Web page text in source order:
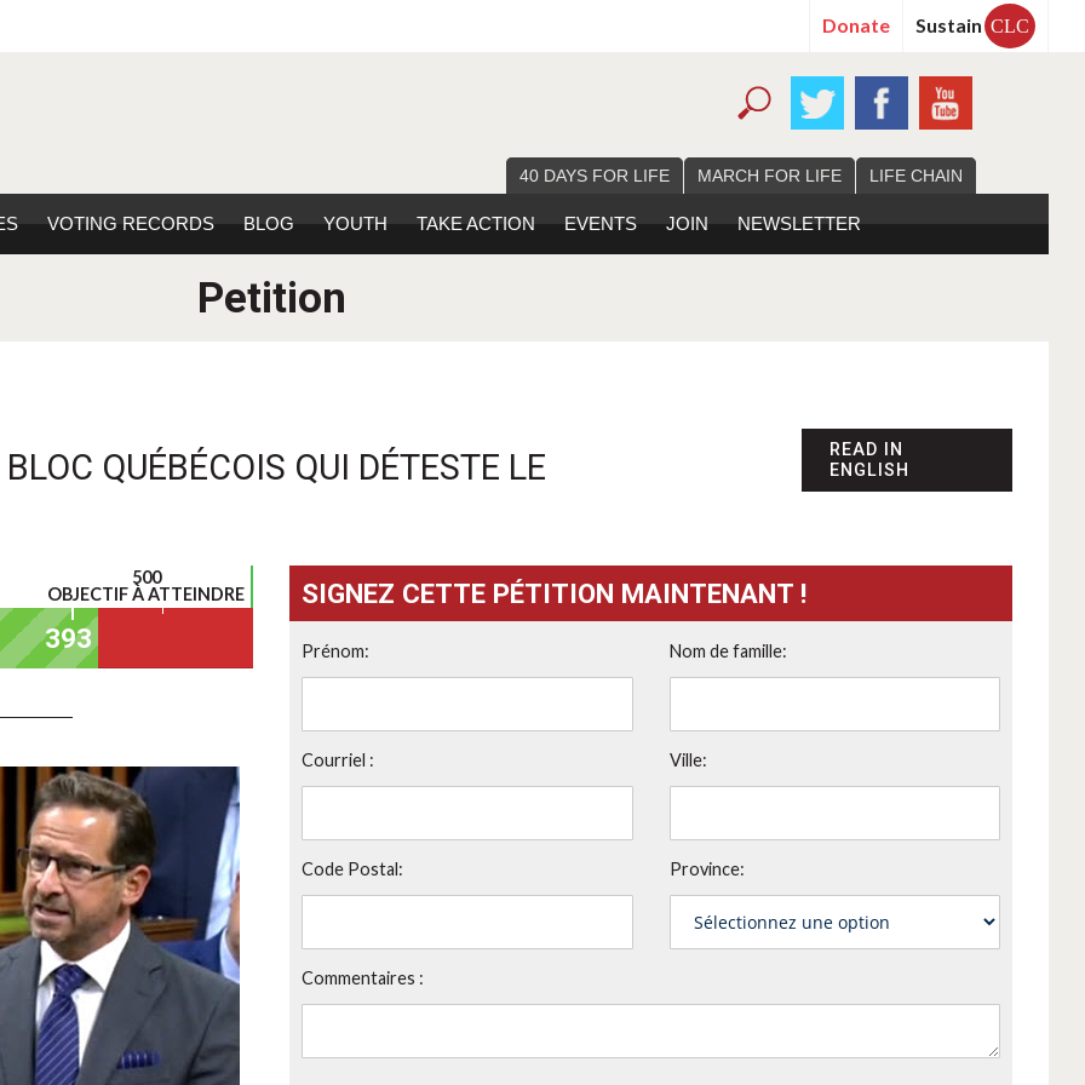
Donate Sustain CLC
40 DAYS FOR LIFE MARCH FOR LIFE LIFE CHAIN
VOTING RECORDS BLOG YOUTH TAKE ACTION EVENTS JOIN NEWSLETTER
Petition
QUÉBÉCOIS QUI DÉTESTE LE
READ IN
ENGLISH
500
OBJECTIF À ATTEINDRE
SIGNEZ CETTE PÉTITION MAINTENANT !
Prénom: Nom de famille:
Courriel : Ville:
Code Postal: Province:
Commentaires :